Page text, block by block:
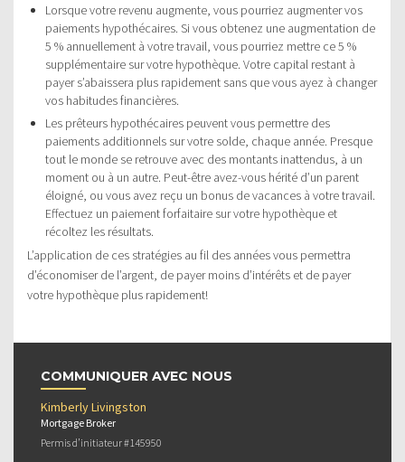
Lorsque votre revenu augmente, vous pourriez augmenter vos
paiements hypothécaires. Si vous obtenez une augmentation de
5 % annuellement à votre travail, vous pourriez mettre ce 5 %
supplémentaire sur votre hypothèque. Votre capital restant à
payer s’abaissera plus rapidement sans que vous ayez à changer
vos habitudes financières.
Les prêteurs hypothécaires peuvent vous permettre des
paiements additionnels sur votre solde, chaque année. Presque
tout le monde se retrouve avec des montants inattendus, à un
moment ou à un autre. Peut-être avez-vous hérité d’un parent
éloigné, ou vous avez reçu un bonus de vacances à votre travail.
Effectuez un paiement forfaitaire sur votre hypothèque et
récoltez les résultats.
L’application de ces stratégies au fil des années vous permettra
d’économiser de l’argent, de payer moins d’intérêts et de payer
votre hypothèque plus rapidement!
COMMUNIQUER AVEC NOUS
Kimberly Livingston
Mortgage Broker
Permis d’initiateur #145950